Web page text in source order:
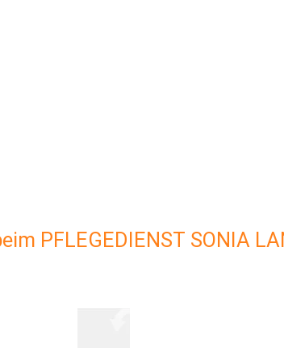
PFLEGEDIENST SONIA